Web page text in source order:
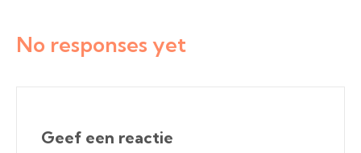
No responses yet
Geef een reactie